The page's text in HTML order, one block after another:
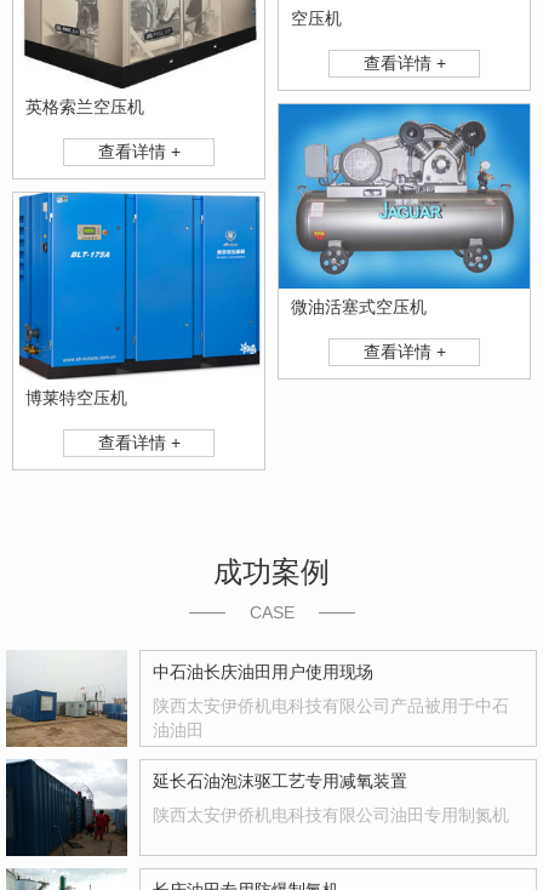
空压机
查看详情 +
英格索兰空压机
查看详情 +
微油活塞式空压机
查看详情 +
博莱特空压机
查看详情 +
成功案例
CASE
中石油长庆油田用户使用现场
陕西太安伊侨机电科技有限公司产品被用于中石
油油田
延长石油泡沫驱工艺专用减氧装置
陕西太安伊侨机电科技有限公司油田专用制氮机